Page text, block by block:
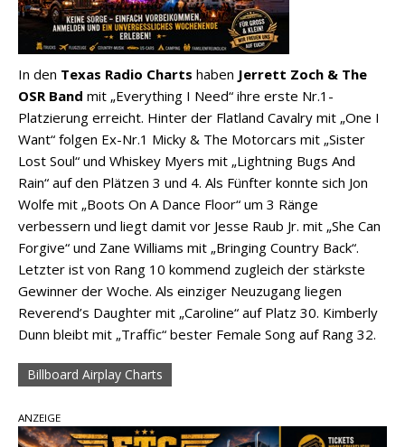
In den Texas Radio Charts haben Jerrett Zoch & The
OSR Band mit „Everything I Need“ ihre erste Nr.1-
Platzierung erreicht. Hinter der Flatland Cavalry mit „One I
Want“ folgen Ex-Nr.1 Micky & The Motorcars mit „Sister
Lost Soul“ und Whiskey Myers mit „Lightning Bugs And
Rain“ auf den Plätzen 3 und 4. Als Fünfter konnte sich Jon
Wolfe mit „Boots On A Dance Floor“ um 3 Ränge
verbessern und liegt damit vor Jesse Raub Jr. mit „She Can
Forgive“ und Zane Williams mit „Bringing Country Back“.
Letzter ist von Rang 10 kommend zugleich der stärkste
Gewinner der Woche. Als einziger Neuzugang liegen
Reverend’s Daughter mit „Caroline“ auf Platz 30. Kimberly
Dunn bleibt mit „Traffic“ bester Female Song auf Rang 32.
Billboard Airplay Charts
ANZEIGE